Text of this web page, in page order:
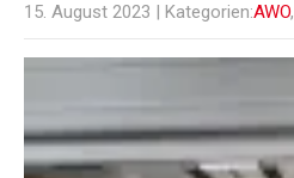
15. August 2023 | Kategorien:AWO,